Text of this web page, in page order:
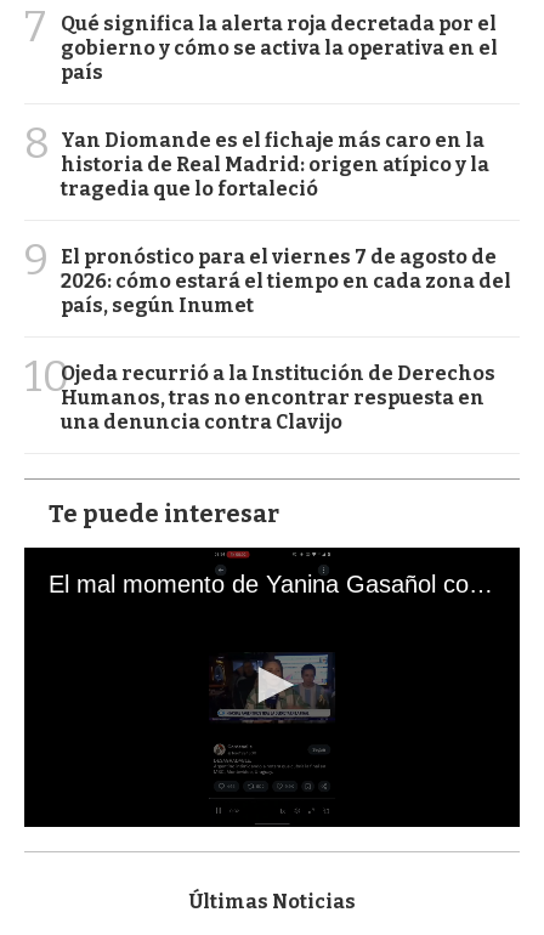
7
Qué significa la alerta roja decretada por el
gobierno y cómo se activa la operativa en el
país
8
Yan Diomande es el fichaje más caro en la
historia de Real Madrid: origen atípico y la
tragedia que lo fortaleció
9
El pronóstico para el viernes 7 de agosto de
2026: cómo estará el tiempo en cada zona del
país, según Inumet
10Ojeda recurrió a la Institución de Derechos
Humanos, tras no encontrar respuesta en
una denuncia contra Clavijo
Te puede interesar
El mal momento de Yanina Gasañol con un hincha argentino en "Subrayado"
s
Últimas Noticias